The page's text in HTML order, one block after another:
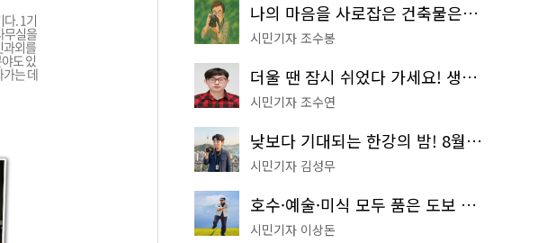
다. 1기
무실을
과외를
도 있
가는 데
나의 마음을 사로잡은 건축물은? '서울시 건축상' 수상작 공개!
시민기자 조수봉
더울 땐 잠시 쉬었다 가세요! 생수 냉장고부터 해피소·무더위쉼터까지
시민기자 조수연
낮보다 기대되는 한강의 밤! 8월 한정 무료 '한강 밤핑' 예약은?
시민기자 김성무
호수·예술·미식 모두 품은 도보 코스! 서울식물원~LG아트센터~마곡테라스거리
시민기자 이상돈